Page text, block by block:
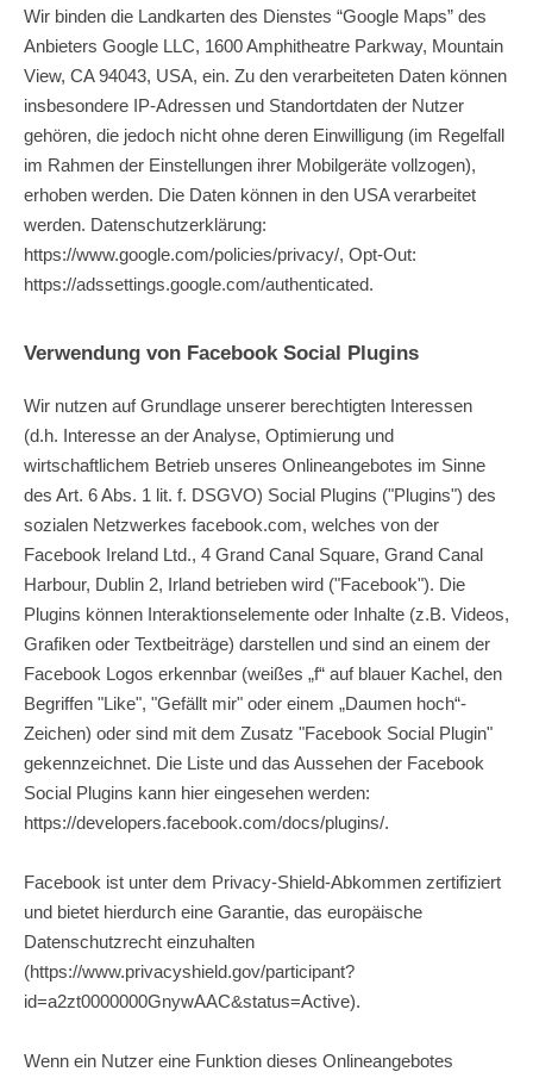
Wir binden die Landkarten des Dienstes “Google Maps” des
Anbieters Google LLC, 1600 Amphitheatre Parkway, Mountain
View, CA 94043, USA, ein. Zu den verarbeiteten Daten können
insbesondere IP-Adressen und Standortdaten der Nutzer
gehören, die jedoch nicht ohne deren Einwilligung (im Regelfall
im Rahmen der Einstellungen ihrer Mobilgeräte vollzogen),
erhoben werden. Die Daten können in den USA verarbeitet
werden. Datenschutzerklärung:
https://www.google.com/policies/privacy/, Opt-Out:
https://adssettings.google.com/authenticated.
Verwendung von Facebook Social Plugins
Wir nutzen auf Grundlage unserer berechtigten Interessen
(d.h. Interesse an der Analyse, Optimierung und
wirtschaftlichem Betrieb unseres Onlineangebotes im Sinne
des Art. 6 Abs. 1 lit. f. DSGVO) Social Plugins ("Plugins") des
sozialen Netzwerkes facebook.com, welches von der
Facebook Ireland Ltd., 4 Grand Canal Square, Grand Canal
Harbour, Dublin 2, Irland betrieben wird ("Facebook"). Die
Plugins können Interaktionselemente oder Inhalte (z.B. Videos,
Grafiken oder Textbeiträge) darstellen und sind an einem der
Facebook Logos erkennbar (weißes „f“ auf blauer Kachel, den
Begriffen "Like", "Gefällt mir" oder einem „Daumen hoch“-
Zeichen) oder sind mit dem Zusatz "Facebook Social Plugin"
gekennzeichnet. Die Liste und das Aussehen der Facebook
Social Plugins kann hier eingesehen werden:
https://developers.facebook.com/docs/plugins/.
Facebook ist unter dem Privacy-Shield-Abkommen zertifiziert
und bietet hierdurch eine Garantie, das europäische
Datenschutzrecht einzuhalten
(https://www.privacyshield.gov/participant?
id=a2zt0000000GnywAAC&status=Active).
Wenn ein Nutzer eine Funktion dieses Onlineangebotes